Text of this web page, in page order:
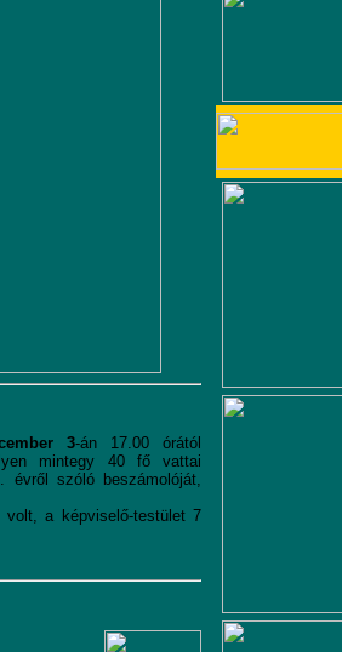
3-án 17.00 órától
mintegy 40 fő vattai
évről szóló beszámolóját,
a képviselő-testület 7